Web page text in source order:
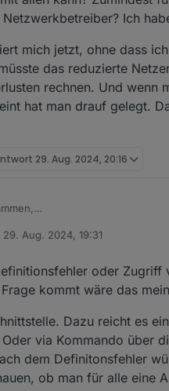
Ich
mich jetzt, ohne dass
das reduzierte
rechnen. Und
hat man drauf gelegt.
29. Aug. 2024, 20:16
Tagen bekomme ich nur noch
immer nur die 4 Register aus
eine Lösung?
15:50:40.883 debug Closing
15:50:39.882 debug Clearing
15:50:39.882 debug Socket
29. Aug. 2024, 19:31
von
oder Zugriff
kommt wäre das
Dazu reicht es
via Kommando über
dem Definitonsfehler
ob man für alle eine